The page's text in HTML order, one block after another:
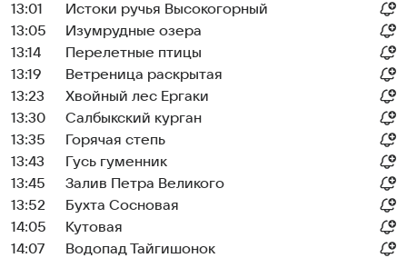
13:01
Истоки ручья Высокогорный
13:05
Изумрудные озера
13:14
Перелетные птицы
13:19
Ветреница раскрытая
13:23
Хвойный лес Ергаки
13:30
Салбыкский курган
13:35
Горячая степь
13:43
Гусь гуменник
13:45
Залив Петра Великого
13:52
Бухта Сосновая
14:05
Кутовая
14:07
Водопад Тайгишонок